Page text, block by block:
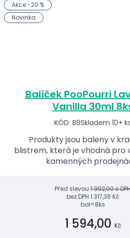
Balíček PooPourri
Vanilla 30ml
KÓD: B9Skladem 10+
Produkty jsou baleny v
blistrem, která je vhodná pro
kamenných
Před slevou 1 992,00 s
bez DPH 1 317,36 Kč
bal=8ks
1 594,00 Kč
Akce -20 %
Novinka